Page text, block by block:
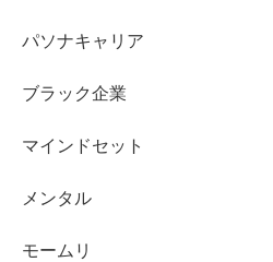
パソナキャリア
ブラック企業
マインドセット
メンタル
モームリ